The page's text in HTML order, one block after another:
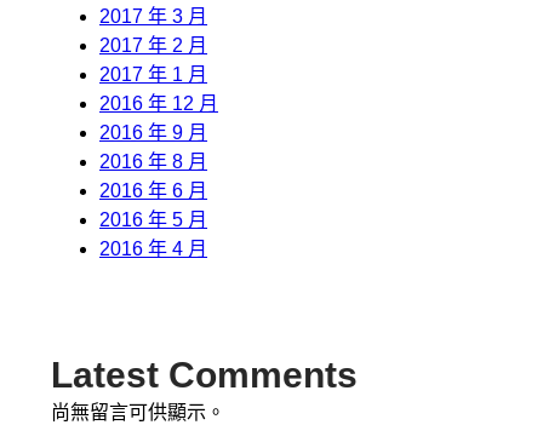
2017 年 3 月
2017 年 2 月
2017 年 1 月
2016 年 12 月
2016 年 9 月
2016 年 8 月
2016 年 6 月
2016 年 5 月
2016 年 4 月
Latest Comments
尚無留言可供顯示。